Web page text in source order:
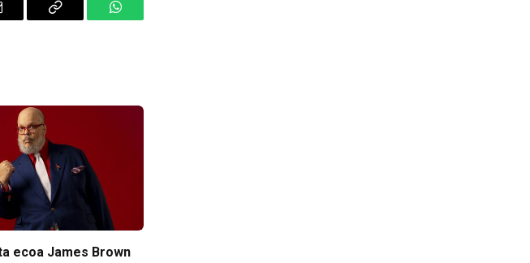
Copy
WhatsApp
ecoa James Brown